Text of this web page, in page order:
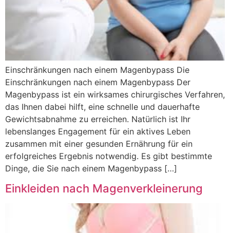
Einschränkungen nach einem Magenbypass Die
Einschränkungen nach einem Magenbypass Der
Magenbypass ist ein wirksames chirurgisches Verfahren,
das Ihnen dabei hilft, eine schnelle und dauerhafte
Gewichtsabnahme zu erreichen. Natürlich ist Ihr
lebenslanges Engagement für ein aktives Leben
zusammen mit einer gesunden Ernährung für ein
erfolgreiches Ergebnis notwendig. Es gibt bestimmte
Dinge, die Sie nach einem Magenbypass […]
Einkleiden nach Magenverkleinerung